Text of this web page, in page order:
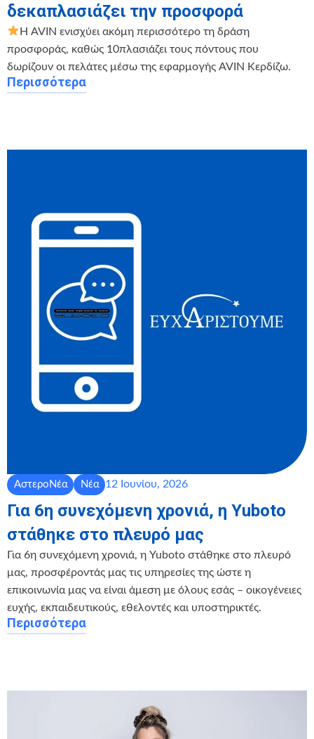
δεκαπλασιάζει την προσφορά
Η AVIN ενισχύει ακόμη περισσότερο τη δράση
προσφοράς, καθώς 10πλασιάζει τους πόντους που
δωρίζουν οι πελάτες μέσω της εφαρμογής AVIN Κερδίζω.
Περισσότερα
ΑστεροΝέα Νέα 12 Ιουνίου, 2026
Για 6η συνεχόμενη χρονιά, η Yuboto
στάθηκε στο πλευρό μας
Για 6η συνεχόμενη χρονιά, η Yuboto στάθηκε στο πλευρό
μας, προσφέροντάς μας τις υπηρεσίες της ώστε η
επικοινωνία μας να είναι άμεση με όλους εσάς – οικογένειες
ευχής, εκπαιδευτικούς, εθελοντές και υποστηρικτές.
Περισσότερα